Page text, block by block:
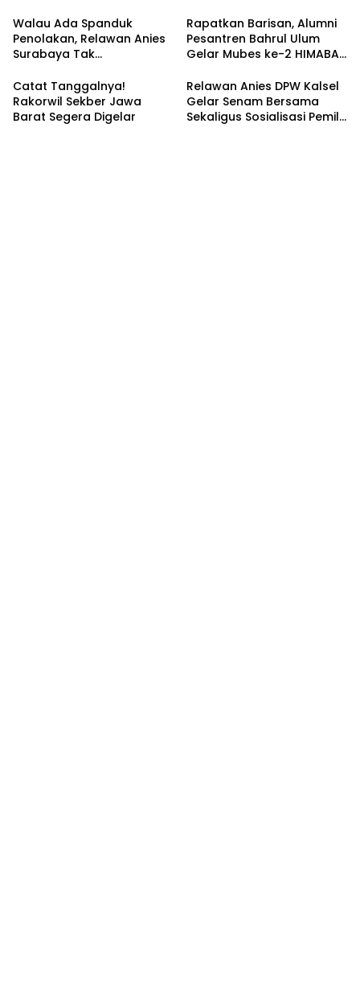
Walau Ada Spanduk
Penolakan, Relawan Anies
Surabaya Tak
Rapatkan Barisan, Alumni
Pesantren Bahrul Ulum
Gelar Mubes ke-2 HIMABAS
Semarang
Catat Tanggalnya!
Rakorwil Sekber Jawa
Barat Segera Digelar
Relawan Anies DPW Kalsel
Gelar Senam Bersama
Sekaligus Sosialisasi Pemilu